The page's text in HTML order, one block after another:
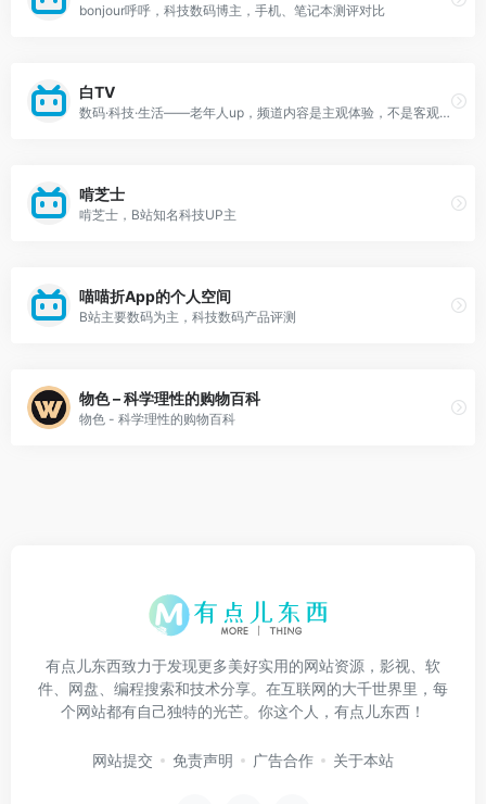
bonjour呼呼，科技数码博主，手机、笔记本测评对比
白TV
数码·科技·生活——老年人up，频道内容是主观体验，不是客观评测
啃芝士
啃芝士，B站知名科技UP主
喵喵折App的个人空间
B站主要数码为主，科技数码产品评测
物色 – 科学理性的购物百科
物色 - 科学理性的购物百科
有点儿东西致力于发现更多美好实用的网站资源，影视、软
件、网盘、编程搜索和技术分享。在互联网的大千世界里，每
个网站都有自己独特的光芒。你这个人，有点儿东西！
网站提交 免责声明 广告合作 关于本站